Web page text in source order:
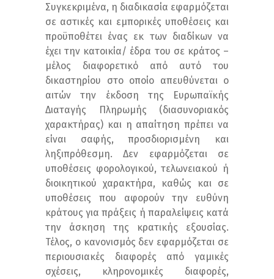
Συγκεκριμένα, η διαδικασία εφαρμόζεται
σε αστικές και εμπορικές υποθέσεις και
προϋποθέτει ένας εκ των διαδίκων να
έχει την κατοικία/ έδρα του σε κράτος –
μέλος διαφορετικό από αυτό του
δικαστηρίου στο οποίο απευθύνεται ο
αιτών την έκδοση της Ευρωπαϊκής
Διαταγής Πληρωμής (διασυνοριακός
χαρακτήρας) και η απαίτηση πρέπει να
είναι σαφής, προσδιορισμένη και
ληξιπρόθεσμη. Δεν εφαρμόζεται σε
υποθέσεις φορολογικού, τελωνειακού ή
διοικητικού χαρακτήρα, καθώς και σε
υποθέσεις που αφορούν την ευθύνη
κράτους για πράξεις ή παραλείψεις κατά
την άσκηση της κρατικής εξουσίας.
Τέλος, ο κανονισμός δεν εφαρμόζεται σε
περιουσιακές διαφορές από γαμικές
σχέσεις, κληρονομικές διαφορές,